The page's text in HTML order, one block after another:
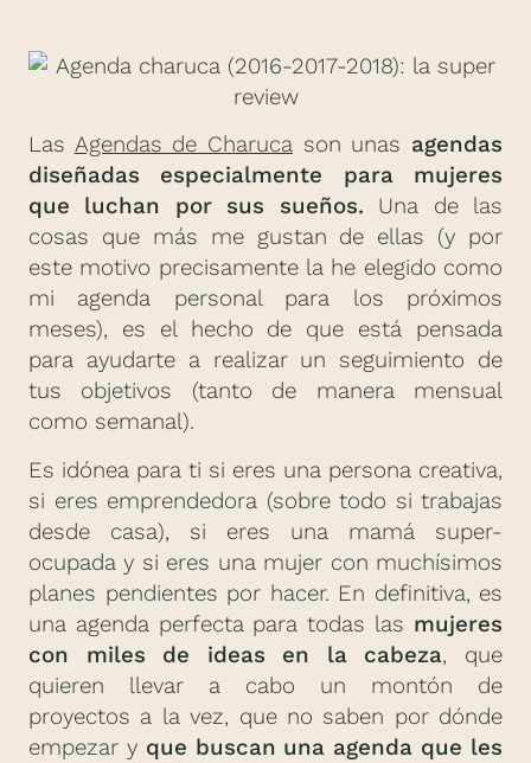
Las Agendas de Charuca son unas agendas
diseñadas especialmente para mujeres
que luchan por sus sueños. Una de las
cosas que más me gustan de ellas (y por
este motivo precisamente la he elegido como
mi agenda personal para los próximos
meses), es el hecho de que está pensada
para ayudarte a realizar un seguimiento de
tus objetivos (tanto de manera mensual
como semanal).
Es idónea para ti si eres una persona creativa,
si eres emprendedora (sobre todo si trabajas
desde casa), si eres una mamá super-
ocupada y si eres una mujer con muchísimos
planes pendientes por hacer. En definitiva, es
una agenda perfecta para todas las mujeres
con miles de ideas en la cabeza, que
quieren llevar a cabo un montón de
proyectos a la vez, que no saben por dónde
empezar y que buscan una agenda que les